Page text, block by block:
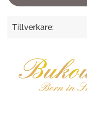
Tillverkare: